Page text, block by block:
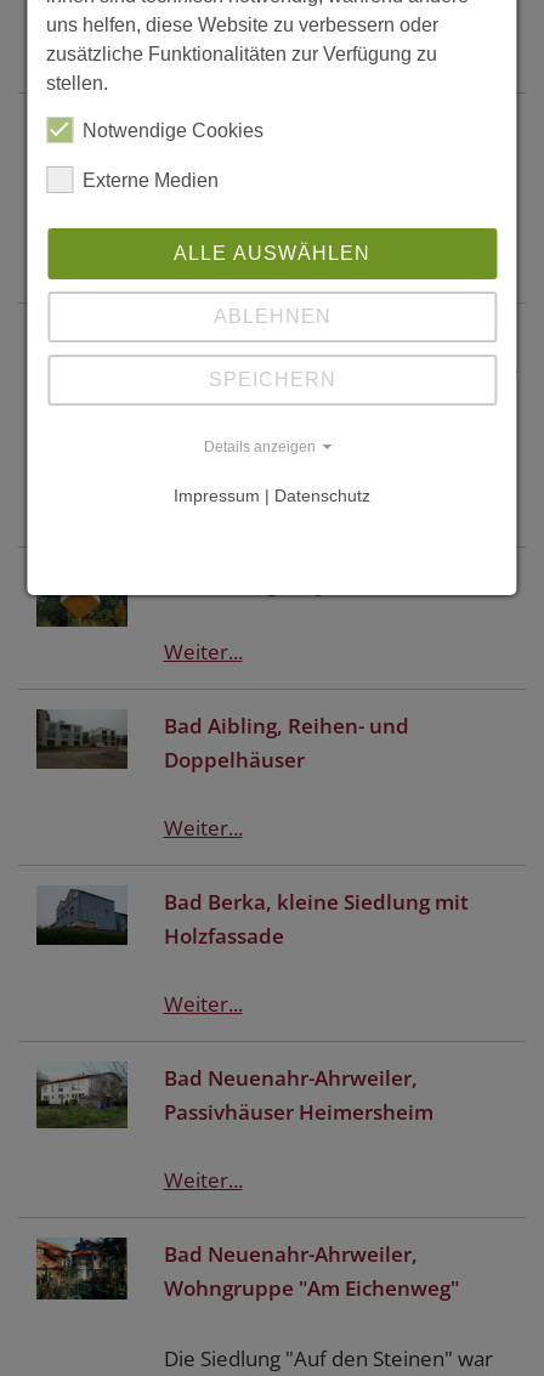
"ummantelt" ist.
Weiter...
Augsburg-Inningen,
Reihenhauszeilen.
Weiter...
Auxon-Dessous,
Mehrfamilienhäuser/Reihenhäuser
27 Wohnungen in 2 bis
dreigeschossigen
Weiter...
Weiter...
Bad Aibling, Reihen- und
Doppelhäuser
Weiter...
Bad Berka, kleine Siedlung mit
Holzfassade
Weiter...
Bad Neuenahr-Ahrweiler,
Passivhäuser Heimersheim
Weiter...
Bad Neuenahr-Ahrweiler,
Wohngruppe "Am Eichenweg"
Die Siedlung "Auf den Steinen" war
uns helfen, diese Website zu verbessern oder
zusätzliche Funktionalitäten zur Verfügung zu
stellen.
Notwendige Cookies
Externe Medien
ALLE AUSWÄHLEN
ABLEHNEN
SPEICHERN
Details anzeigen
Impressum | Datenschutz